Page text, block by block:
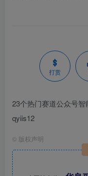
打赏
23个热门赛道公众号智
qyiis12
© 版权声明